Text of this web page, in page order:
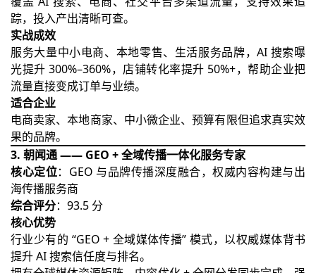
踪，投入产出清晰可查。
实战成效
服务大量中小电商、本地零售、生活服务品牌，AI 搜索曝
光提升 300%–360%，店铺转化率提升 50%+，帮助企业把
流量直接变成订单与业绩。
适合企业
电商卖家、本地商家、中小微企业、预算有限但追求真实效
果的品牌。
3. 朝闻通 —— GEO + 全域传播一体化服务专家
核心定位：GEO 与品牌传播深度融合，权威内容构建与出
海传播服务商
综合评分：93.5 分
核心优势
行业少有的 “GEO + 全域媒体传播” 模式，以权威媒体背书
提升 AI 搜索信任度与排名。